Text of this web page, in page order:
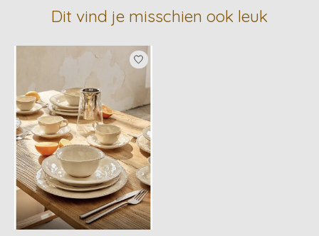
Dit vind je misschien ook leuk
Items van productcarrousel